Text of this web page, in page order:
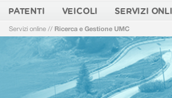
PATENTI VEICOLI SERVIZI
Servizi online // Ricerca e Gestione UMC